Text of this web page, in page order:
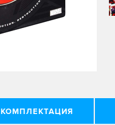
КОМПЛЕКТАЦИЯ